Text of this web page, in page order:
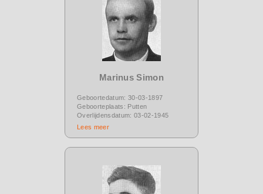
Marinus Simon
Geboortedatum: 30-03-1897
Geboorteplaats: Putten
Overlijdensdatum: 03-02-1945
Lees meer